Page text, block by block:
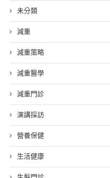
未分類
減重
減重策略
減重醫學
減重門診
演講採訪
營養保健
生活健康